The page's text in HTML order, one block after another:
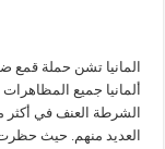
المانيا تشن حملة
ألمانيا جميع
الشرطة العنف في أكثر
العديد منهم. حيث